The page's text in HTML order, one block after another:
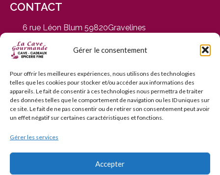
Gérer le consentement
Pour offrir les meilleures expériences, nous utilisons des technologies
telles que les cookies pour stocker et/ou accéder aux informations des
appareils. Le fait de consentir à ces technologies nous permettra de traiter
des données telles que le comportement de navigation ou les ID uniques sur
ce site. Le fait de ne pas consentir ou de retirer son consentement peut avoir
un effet négatif sur certaines caractéristiques et fonctions.
Gérer les services
Accepter
CONTACT
6 rue Léon Blum 59820Gravelines
du Mardi au Samedi, de 9h30 à 12h30 et de 14h30 à
19h
03 28 65 01 92
contact@cavegourmande.fr
www.cavegourmande.fr
L’ABUS D’ALCOOL EST DANGEREUX POUR LA SANTÉ — À
CONSOMMER AVEC MODÉRATION — INTERDICTION DE
VENTE AUX MINEURS DE MOINS DE 18 ANS